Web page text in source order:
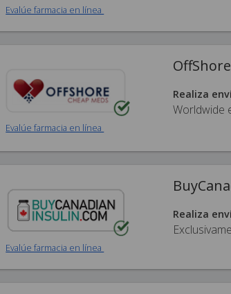
Evalúe farmacia en línea
Evalúe farmacia en línea
Realiza
Worldwide
Evalúe farmacia en línea
Realiza